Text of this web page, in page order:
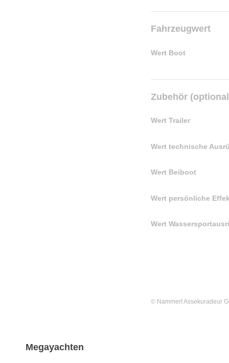
Fahrzeugwert
Wert Boot
Zubehör
Wert Trailer
Wert technische
Wert Beiboot
Wert persönliche
Wert
© Nammert Assekuradeur
Megayachten